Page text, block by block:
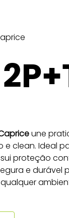
une
e clean. Ideal
proteção
e durável